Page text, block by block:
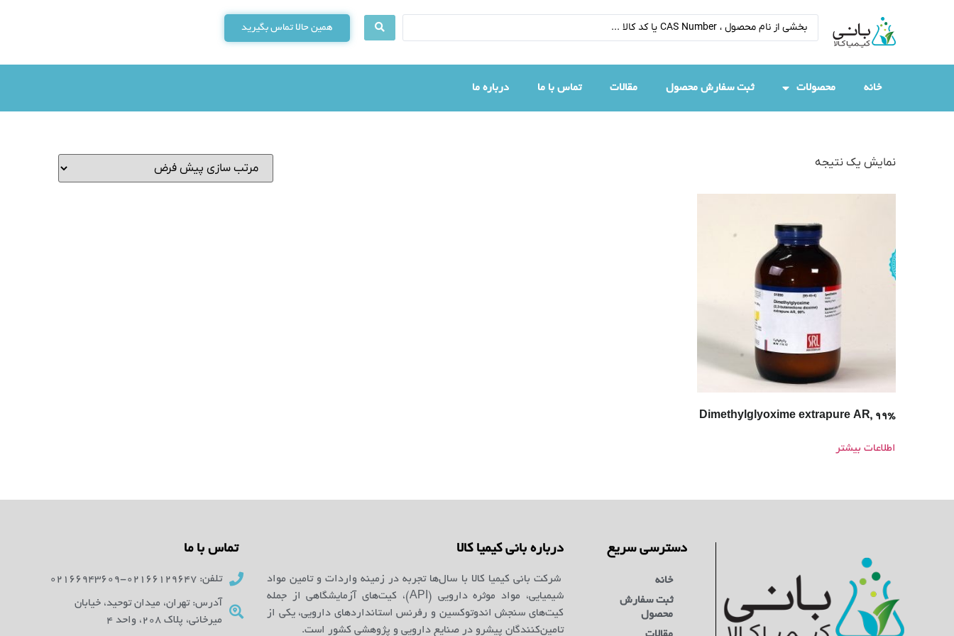
همین حالا تماس بگیرید
خانه محصولات ثبت سفارش محصول مقالات تماس با ما درباره ما
نمایش یک نتیجه
Dimethylglyoxime extrapure AR, 99%
اطلاعات بیشتر
دسترسی سریع
خانه
ثبت سفارش
محصول
درباره بانی کیمیا کالا
شرکت بانی کیمیا کالا با سال‌ها تجربه در زمینه واردات و تامین مواد
شیمیایی، مواد موثره دارویی (API)، کیت‌های آزمایشگاهی از جمله
کیت‌های سنجش اندوتوکسین و رفرنس استانداردهای دارویی، یکی از
تامین‌کنندگان پیشرو در صنایع دارویی و پژوهشی کشور است.
تماس با ما
تلفن: 02166129647-02166943609
آدرس: تهران، میدان توحید، خیابان
میرخانی، پلاک 208، واحد 4